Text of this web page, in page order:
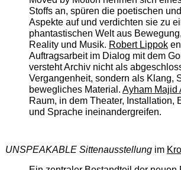
Stoffs an, spüren die poetischen
Aspekte auf und verdichten sie zu
phantastischen Welt aus
Reality und Musik. Robert Lippok
Auftragsarbeit im Dialog mit dem
versteht Archiv nicht als
Vergangenheit, sondern als Klang,
bewegliches Material. Ayham Majid
Raum, in dem Theater, Installation,
und Sprache ineinandergreifen.
UNSPEAKABLE Sittenausstellungim